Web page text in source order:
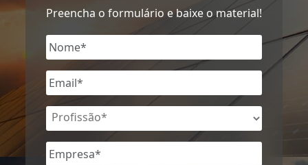
Preencha o formulário e baixe o material!